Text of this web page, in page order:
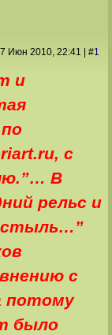
Июн 2010, 22:41 #1
и
c
В
рельс и
с
потому
было